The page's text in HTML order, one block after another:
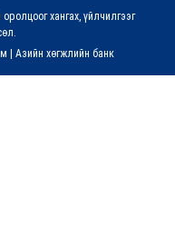
хангах, үйлчилгээг
Азийн хөгжлийн банк